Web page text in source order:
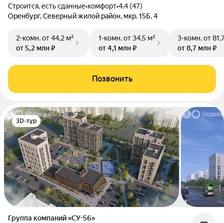
Строится, есть сданные•комфорт•4.4 (47)
Оренбург, Северный жилой район, мкр. 15Б, 4
2-комн.от 44,2 м²
от 5,2 млн ₽
1-комн.от 34,5 м²
от 4,1 млн ₽
3-комн.от
от 8,7 млн ₽
Позвонить
3D-тур
Группа компаний «СУ-56»